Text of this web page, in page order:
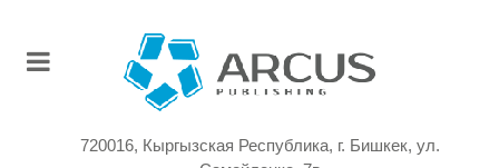
720016, Кыргызская Республика, г. Бишкек, ул.